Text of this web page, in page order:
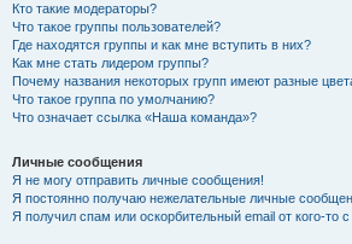
Кто такие модераторы?
Что такое группы пользователей?
Где находятся группы и как мне вступить в них?
Как мне стать лидером группы?
Почему названия некоторых групп имеют разные
Что такое группа по умолчанию?
Что означает ссылка «Наша команда»?
Личные сообщения
Я не могу отправить личные сообщения!
Я постоянно получаю нежелательные личные
Я получил спам или оскорбительный email от кого-то